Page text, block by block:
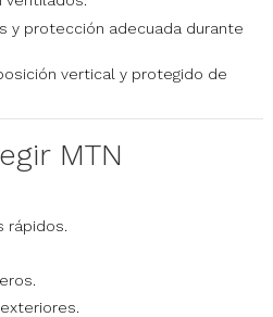
y protección adecuada durante
vertical y protegido de
MTN
rápidos.